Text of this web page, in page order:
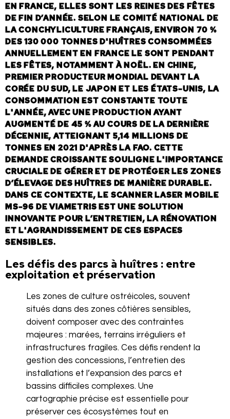
EN FRANCE, ELLES SONT LES REINES DES FÊTES
DE FIN D’ANNÉE. SELON LE COMITÉ NATIONAL DE
LA CONCHYLICULTURE FRANÇAIS, ENVIRON 70 %
DES 130 000 TONNES D'HUÎTRES CONSOMMÉES
ANNUELLEMENT EN FRANCE LE SONT PENDANT
LES FÊTES, NOTAMMENT À NOËL. EN CHINE,
PREMIER PRODUCTEUR MONDIAL DEVANT LA
CORÉE DU SUD, LE JAPON ET LES ÉTATS-UNIS, LA
CONSOMMATION EST CONSTANTE TOUTE
L'ANNÉE, AVEC UNE PRODUCTION AYANT
AUGMENTÉ DE 45 % AU COURS DE LA DERNIÈRE
DÉCENNIE, ATTEIGNANT 5,14 MILLIONS DE
TONNES EN 2021 D'APRÈS LA FAO. CETTE
DEMANDE CROISSANTE SOULIGNE L'IMPORTANCE
CRUCIALE DE GÉRER ET DE PROTÉGER LES ZONES
D’ÉLEVAGE DES HUÎTRES DE MANIÈRE DURABLE.
DANS CE CONTEXTE, LE SCANNER LASER MOBILE
MS-96 DE VIAMETRIS EST UNE SOLUTION
INNOVANTE POUR L’ENTRETIEN, LA RÉNOVATION
ET L'AGRANDISSEMENT DE CES ESPACES
SENSIBLES.
Les défis des parcs à huîtres : entre
exploitation et préservation
Les zones de culture ostréicoles, souvent
situés dans des zones côtières sensibles,
doivent composer avec des contraintes
majeures : marées, terrains irréguliers et
infrastructures fragiles. Ces défis rendent la
gestion des concessions, l’entretien des
installations et l’expansion des parcs et
bassins difficiles complexes. Une
cartographie précise est essentielle pour
préserver ces écosystèmes tout en